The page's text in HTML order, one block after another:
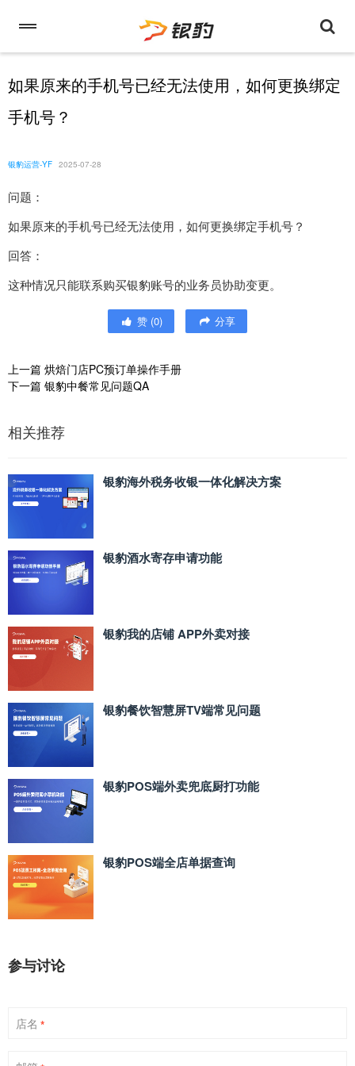
如果原来的手机号已经无法使用，如何更换绑定
手机号？
银豹运营-YF 2025-07-28
问题：
如果原来的手机号已经无法使用，如何更换绑定手机号？
回答：
这种情况只能联系购买银豹账号的业务员协助变更。
赞 (0) 分享
上一篇 烘焙门店PC预订单操作手册
下一篇 银豹中餐常见问题QA
相关推荐
银豹海外税务收银一体化解决方案
银豹酒水寄存申请功能
银豹我的店铺 APP外卖对接
银豹餐饮智慧屏TV端常见问题
银豹POS端外卖兜底厨打功能
银豹POS端全店单据查询
参与讨论
店名 *